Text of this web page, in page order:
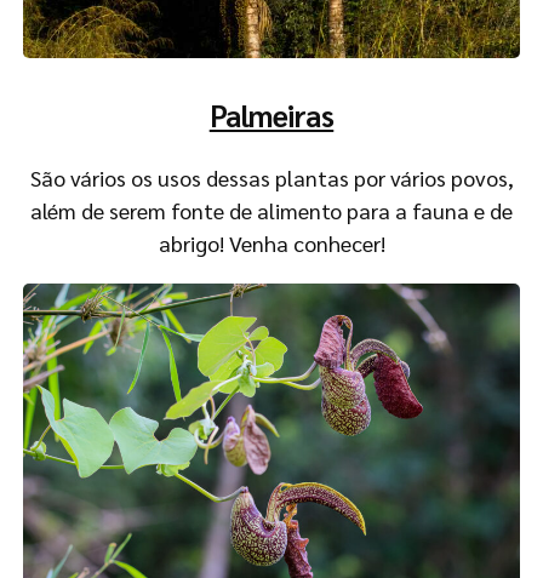
Palmeiras
São vários os usos dessas plantas por vários povos,
além de serem fonte de alimento para a fauna e de
abrigo! Venha conhecer!